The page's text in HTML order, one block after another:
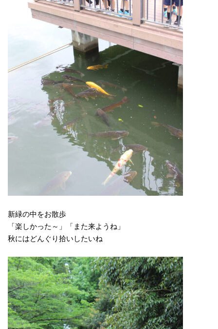
新緑の中をお散歩
「楽しかった～」「また来ようね」
秋にはどんぐり拾いしたいね